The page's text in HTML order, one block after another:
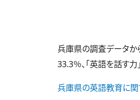
兵庫県の調査データか
33.3％、「英語を話す
兵庫県の英語教育に関